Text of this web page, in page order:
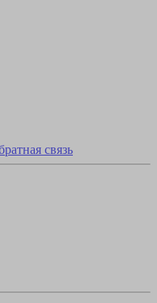
связь